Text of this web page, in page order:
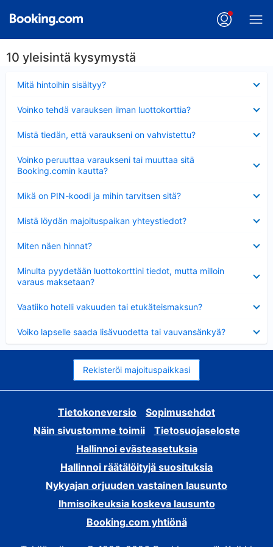
10 yleisintä kysymystä
Mitä hintoihin sisältyy?
Voinko tehdä varauksen ilman luottokorttia?
Mistä tiedän, että varaukseni on vahvistettu?
Voinko peruuttaa varaukseni tai muuttaa sitä
Booking.comin kautta?
Mikä on PIN-koodi ja mihin tarvitsen sitä?
Mistä löydän majoituspaikan yhteystiedot?
Miten näen hinnat?
Minulta pyydetään luottokorttini tiedot, mutta milloin
varaus maksetaan?
Vaatiiko hotelli vakuuden tai etukäteismaksun?
Voiko lapselle saada lisävuodetta tai vauvansänkyä?
Rekisteröi majoituspaikkasi
Tietokoneversio
Sopimusehdot
Näin sivustomme toimii
Tietosuojaseloste
Hallinnoi evästeasetuksia
Hallinnoi räätälöityjä suosituksia
Nykyajan orjuuden vastainen lausunto
Ihmisoikeuksia koskeva lausunto
Booking.com yhtiönä